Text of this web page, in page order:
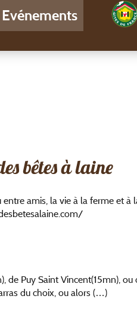
Evénements
bêtes à laine
amis, la vie à la ferme et à
de Puy Saint Vincent(15mn),
du choix, ou alors (…)